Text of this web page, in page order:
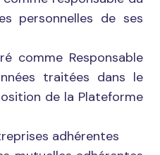
personnelles de ses
comme Responsable
traitées dans le
de la Plateforme
adhérentes